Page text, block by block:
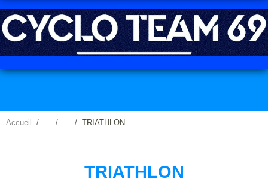
Accueil TRIATHLON
TRIATHLON